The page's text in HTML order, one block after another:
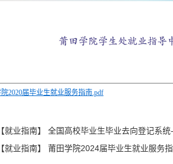
2020届毕业生就业服务指南.pdf
【就业指南】 全国高校毕业生毕业去向登记系
【就业指南】 莆田学院2024届毕业生就业服务